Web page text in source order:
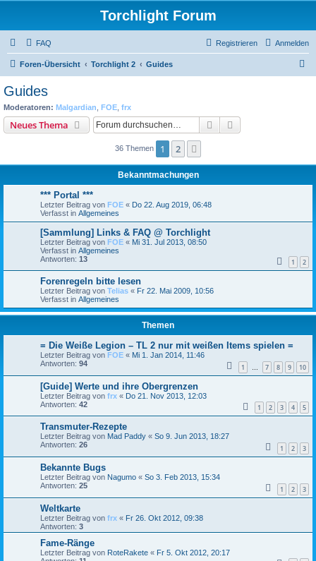
Torchlight Forum
FAQ Anmelden
Registrieren
Foren-Übersicht Torchlight 2 Guides
Guides
Moderatoren: Malgardian FOE frx
Neues Thema Suche
36 Themen 1 2
Bekanntmachungen
*** Portal ***
Letzter Beitrag von FOE « Do 22. Aug 2019, 06:48
Verfasst in Allgemeines
[Sammlung] Links & FAQ @ Torchlight
Letzter Beitrag von FOE « Mi 31. Jul 2013, 08:50
Verfasst in Allgemeines
Antworten: 13 1 2
Forenregeln bitte lesen
Letzter Beitrag von Telias « Fr 22. Mai 2009, 10:56
Verfasst in Allgemeines
Themen
= Die Weiße Legion – TL 2 nur mit weißen Items spielen =
Letzter Beitrag von FOE « Mi 1. Jan 2014, 11:46
Antworten: 94 1 … 7 8 9 10
[Guide] Werte und ihre Obergrenzen
Letzter Beitrag von frx « Do 21. Nov 2013, 12:03
Antworten: 42 1 2 3 4 5
Transmuter-Rezepte
Letzter Beitrag von Mad Paddy « So 9. Jun 2013, 18:27
Antworten: 26 1 2 3
Bekannte Bugs
Letzter Beitrag von Nagumo « So 3. Feb 2013, 15:34
Antworten: 25 1 2 3
Weltkarte
Letzter Beitrag von frx « Fr 26. Okt 2012, 09:38
Antworten: 3
Fame-Ränge
Letzter Beitrag von RoteRakete « Fr 5. Okt 2012, 20:17